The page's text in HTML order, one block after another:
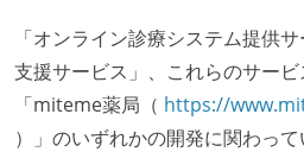
「オンライン診療システム提供
支援サービス」、これらのサー
「miteme薬局（ https://
）」のいずれかの開発に関わって